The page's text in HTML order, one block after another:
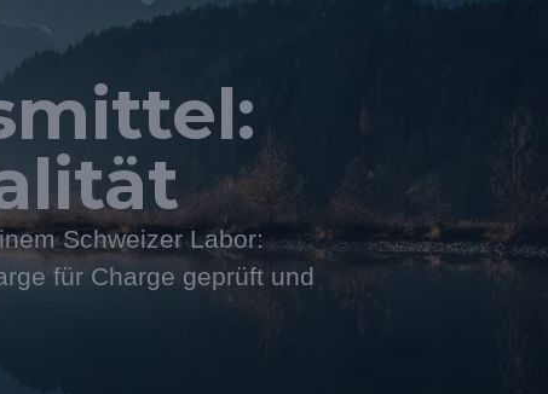
Schweizer Labor:
für Charge geprüft und